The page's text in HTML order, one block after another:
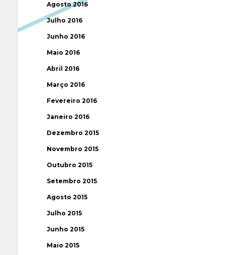
Agosto 2016
Julho 2016
Junho 2016
Maio 2016
Abril 2016
Março 2016
Fevereiro 2016
Janeiro 2016
Dezembro 2015
Novembro 2015
Outubro 2015
Setembro 2015
Agosto 2015
Julho 2015
Junho 2015
Maio 2015